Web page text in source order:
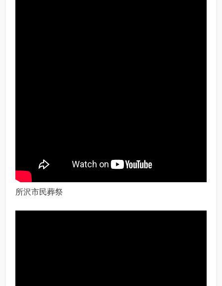
所沢市民葬祭